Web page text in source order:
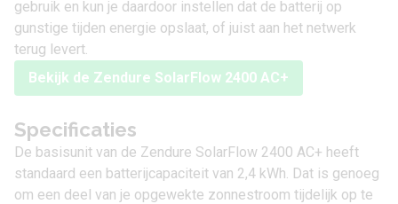
gebruik en kun je daardoor instellen dat de batterij op
gunstige tijden energie opslaat, of juist aan het netwerk
terug levert.
Bekijk de Zendure SolarFlow 2400 AC+
Specificaties
De basisunit van de Zendure SolarFlow 2400 AC+ heeft
standaard een batterijcapaciteit van 2,4 kWh. Dat is genoeg
om een deel van je opgewekte zonnestroom tijdelijk op te